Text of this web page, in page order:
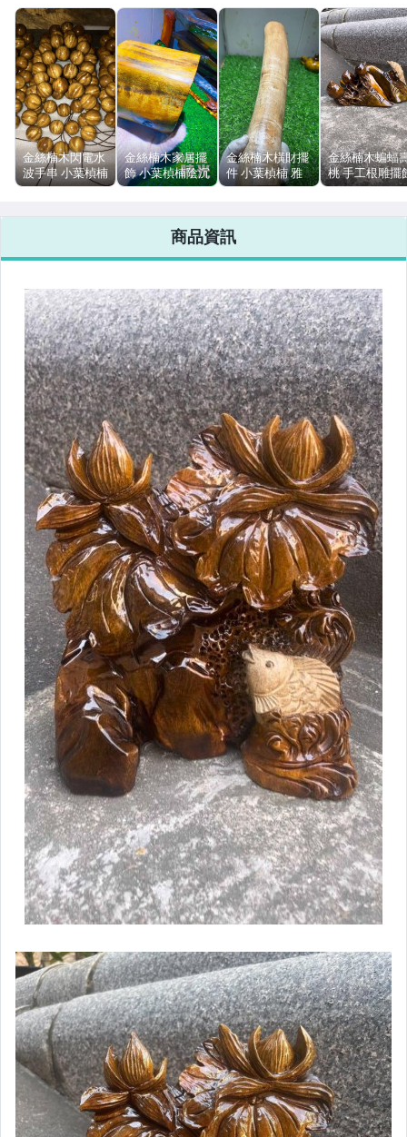
手錶與飾品配件
女包精品與女鞋
相機、攝影與周邊
運動、戶外與休閒
金絲楠木閃電水
波手串 小葉楨楠
枯木老料 18mm
金絲楠木家居擺
飾 小葉楨楠陰沉
木 圓墩滿金絲水
金絲楠木橫財擺
件 小葉楨楠 雅
安老料 水波紋菊
金絲楠木蝙蝠
桃 手工根雕擺
32x18x16cm
商品資訊